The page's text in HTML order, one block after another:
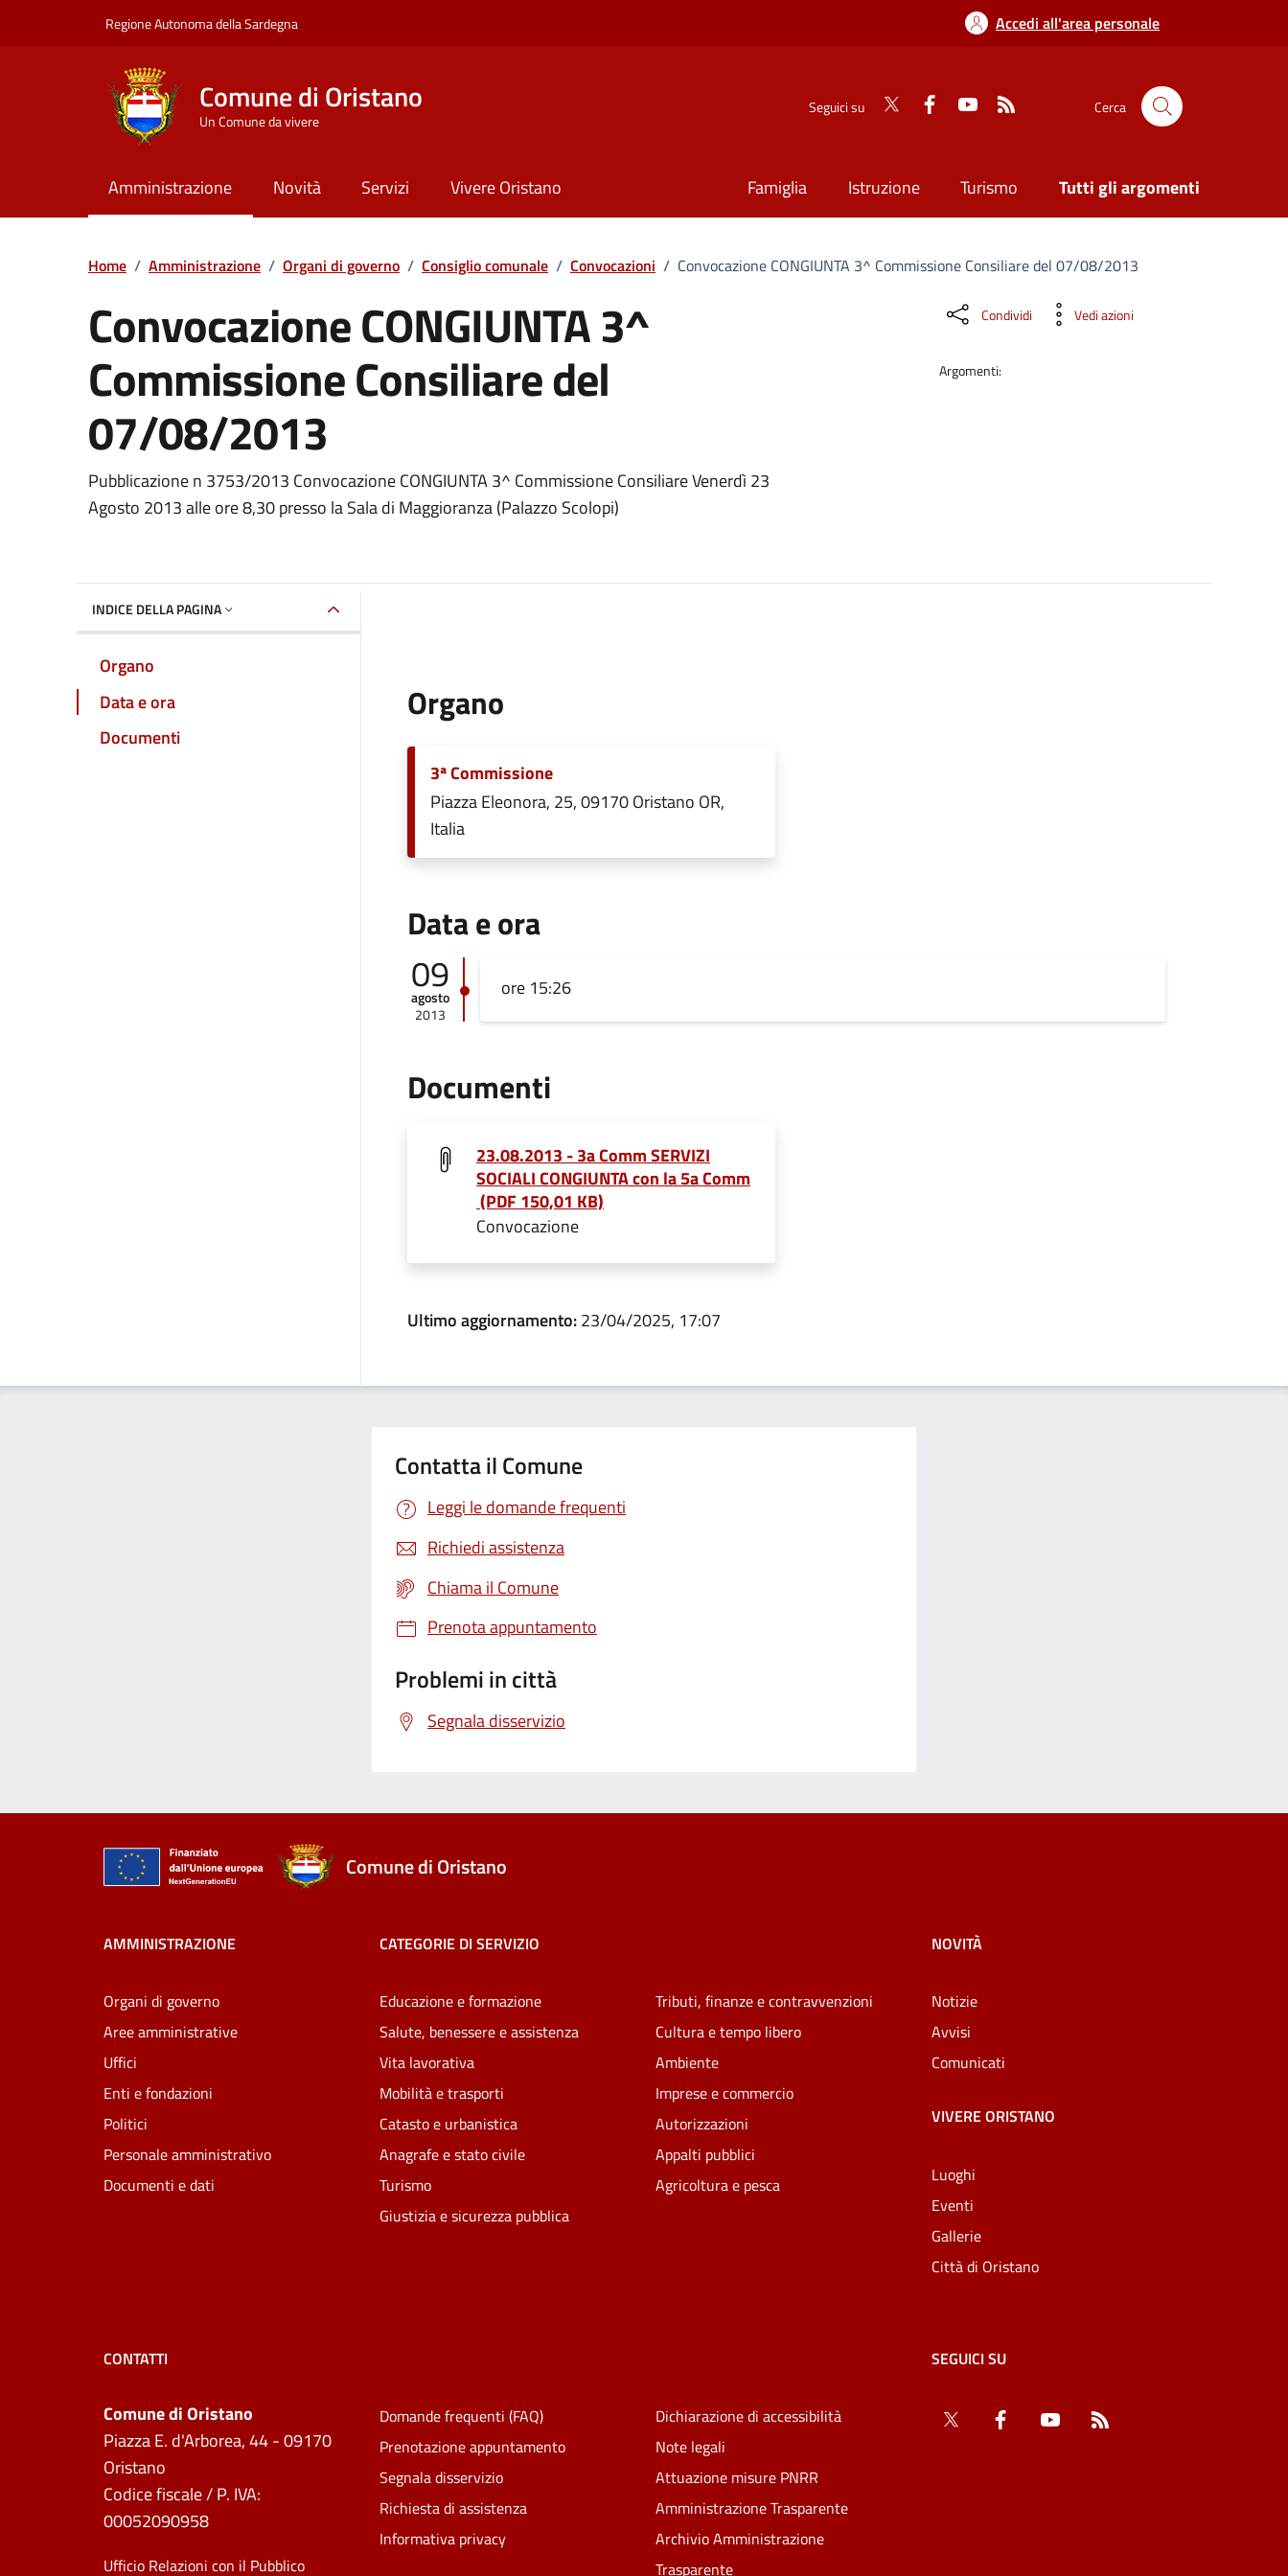
Regione Autonoma della Sardegna Accedi all'area personale
Comune di Oristano
Un Comune da vivere
Seguici su Cerca
Amministrazione Novità Servizi Vivere Oristano Famiglia Istruzione Turismo Tutti gli argomenti
Home / Amministrazione / Organi di governo / Consiglio comunale / Convocazioni / Convocazione CONGIUNTA 3^ Commissione Consiliare del 07/08/2013
Convocazione CONGIUNTA 3^
Commissione Consiliare del
07/08/2013
???portal.DettaglioConvocazione???
Pubblicazione n 3753/2013 Convocazione CONGIUNTA 3^ Commissione Consiliare Venerdì 23
Agosto 2013 alle ore 8,30 presso la Sala di Maggioranza (Palazzo Scolopi)
Condividi Vedi azioni
Argomenti:
INDICE DELLA PAGINA
Organo
Data e ora
Documenti
Organo
3ª Commissione
Piazza Eleonora, 25, 09170 Oristano OR,
Italia
Data e ora
09
agosto
2013
ore 15:26
Documenti
23.08.2013 - 3a Comm SERVIZI
SOCIALI CONGIUNTA con la 5a Comm
(PDF 150,01 KB)
Convocazione
Ultimo aggiornamento:23/04/2025, 17:07
Contatta il Comune
Leggi le domande frequenti
Richiedi assistenza
Chiama il Comune
Prenota appuntamento
Problemi in città
Segnala disservizio
Comune di Oristano
AMMINISTRAZIONE
Organi di governo
Aree amministrative
Uffici
Enti e fondazioni
Politici
Personale amministrativo
Documenti e dati
CATEGORIE DI SERVIZIO
Educazione e formazione
Salute, benessere e assistenza
Vita lavorativa
Mobilità e trasporti
Catasto e urbanistica
Anagrafe e stato civile
Turismo
Giustizia e sicurezza pubblica
Tributi, finanze e contravvenzioni
Cultura e tempo libero
Ambiente
Imprese e commercio
Autorizzazioni
Appalti pubblici
Agricoltura e pesca
NOVITÀ
Notizie
Avvisi
Comunicati
VIVERE ORISTANO
Luoghi
Eventi
Gallerie
Città di Oristano
CONTATTI
Comune di Oristano
Piazza E. d'Arborea, 44 - 09170
Oristano
Codice fiscale / P. IVA:
00052090958
Ufficio Relazioni con il Pubblico
Domande frequenti (FAQ)
Prenotazione appuntamento
Segnala disservizio
Richiesta di assistenza
Informativa privacy
Dichiarazione di accessibilità
Note legali
Attuazione misure PNRR
Amministrazione Trasparente
Archivio Amministrazione
Trasparente
SEGUICI SU
Twitter Facebook YouTube